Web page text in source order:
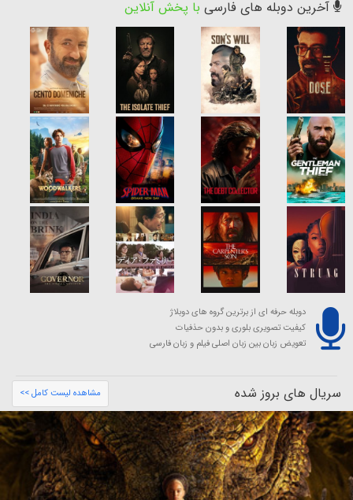
آخرین دوبله های فارسی با پخش آنلاین
دوبله حرفه ای از برترین گروه های دوبلاژ
کیفیت تصویری بلوری و بدون حذفیات
تعویض زبان بین زبان اصلی فیلم و زبان فارسی
سریال های بروز شده مشاهده لیست کامل >>